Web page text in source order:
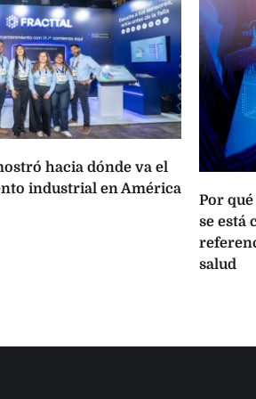
hacia dónde va el
industrial en América
Por
se está
salud